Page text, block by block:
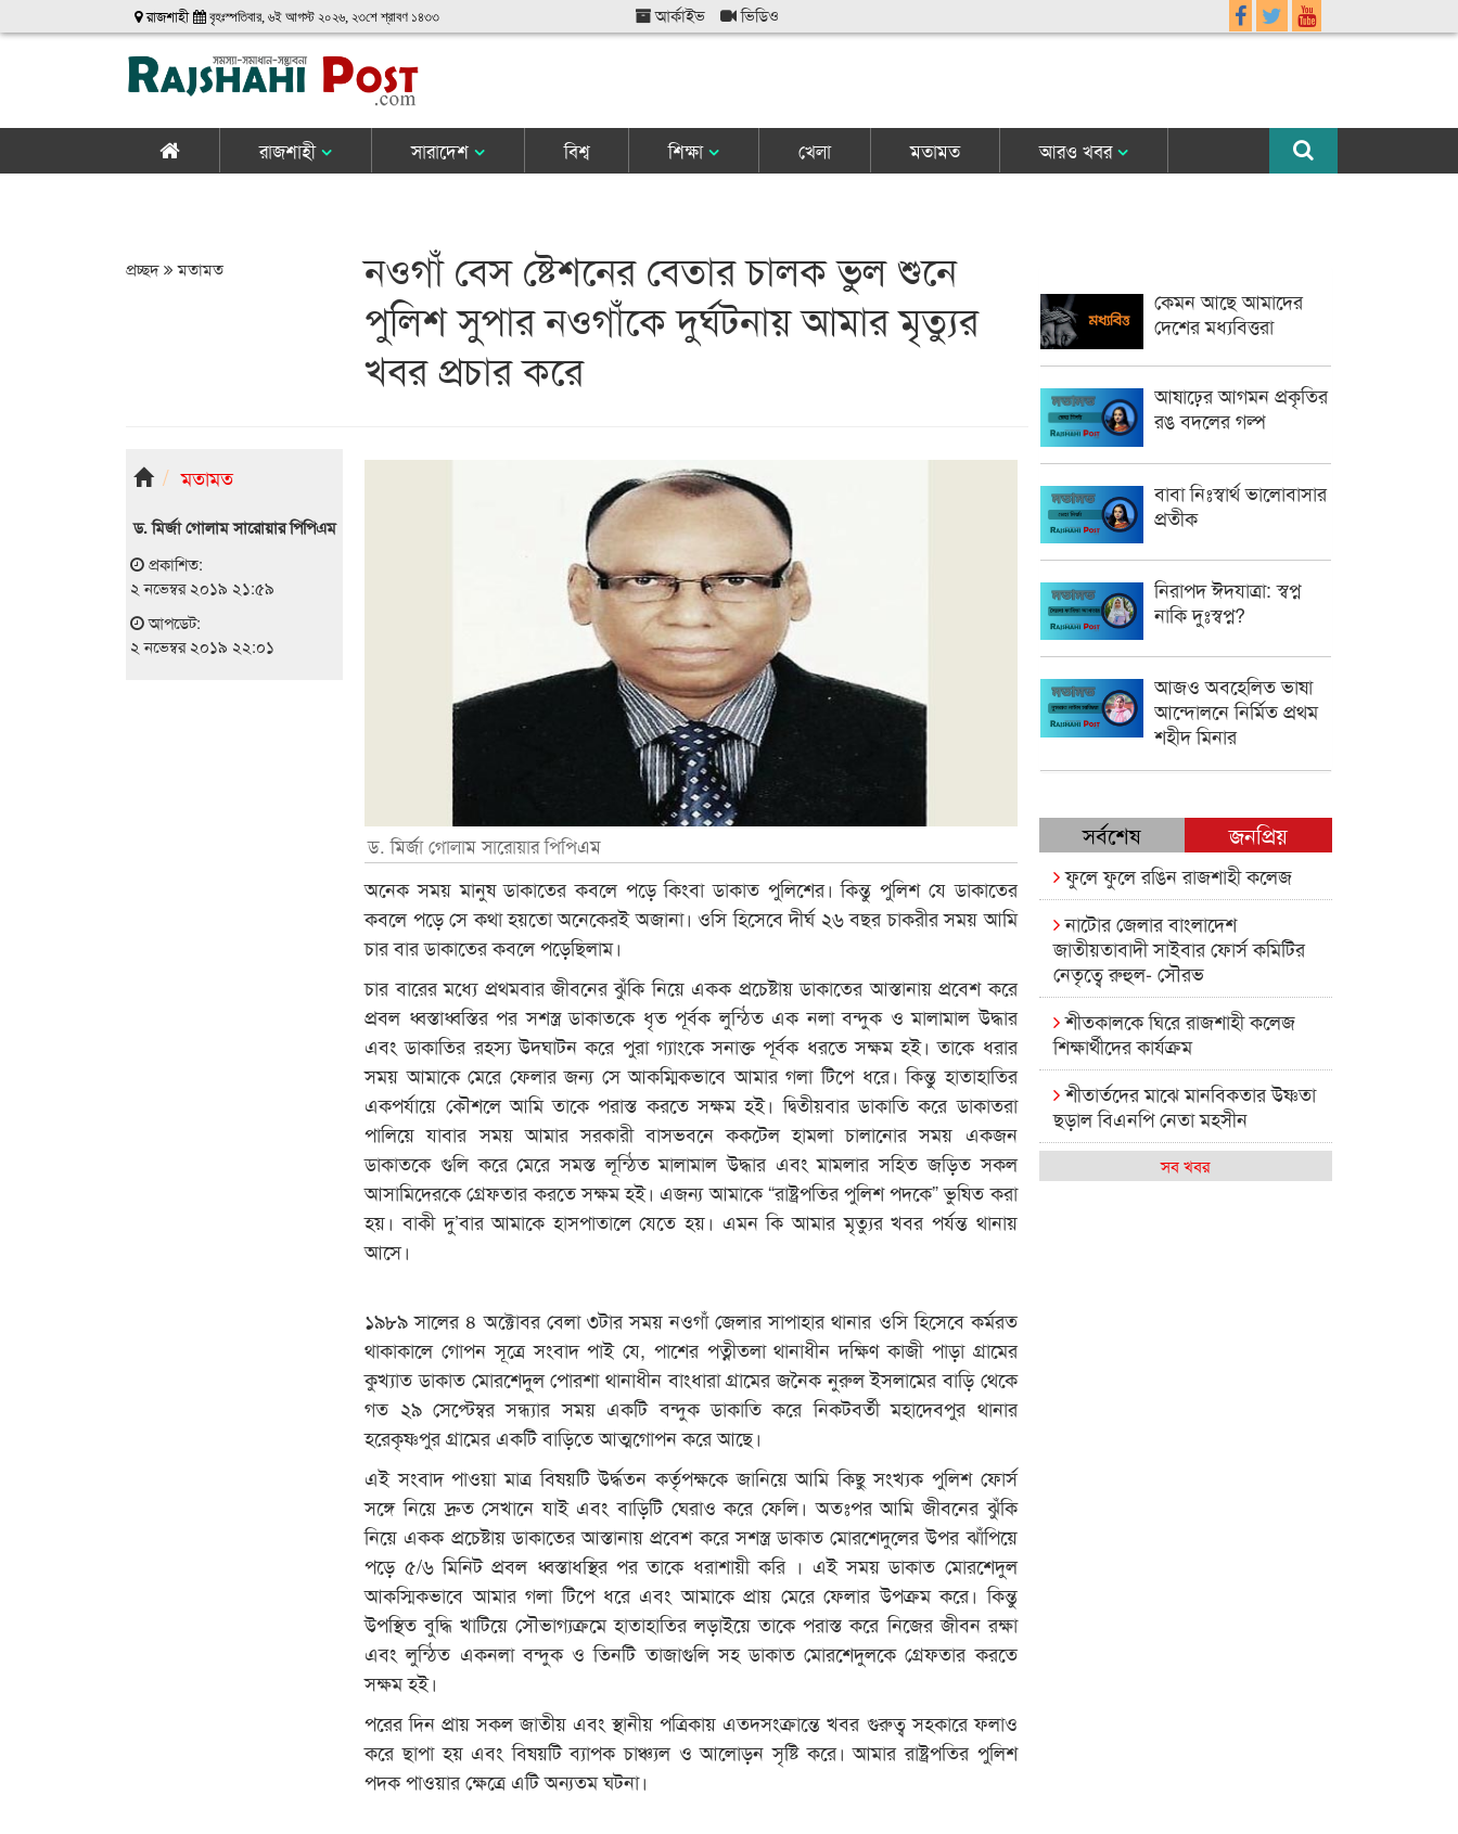
রাজশাহী বৃহঃস্পতিবার, ৬ই আগস্ট ২০২৬, ২৩শে শ্রাবণ ১৪৩৩ আর্কাইভ ভিডিও
রাজশাহী সারাদেশ বিশ্ব শিক্ষা খেলা মতামত আরও খবর
প্রচ্ছদ মতামত
নওগাঁ বেস ষ্টেশনের বেতার চালক ভুল শুনে
পুলিশ সুপার নওগাঁকে দুর্ঘটনায় আমার মৃত্যুর
খবর প্রচার করে
মতামত
ড. মির্জা গোলাম সারোয়ার পিপিএম
প্রকাশিত:
২ নভেম্বর ২০১৯ ২১:৫৯
আপডেট:
২ নভেম্বর ২০১৯ ২২:০১
ড. মির্জা গোলাম সারোয়ার পিপিএম
অনেক সময় মানুষ ডাকাতের কবলে পড়ে কিংবা ডাকাত পুলিশের। কিন্তু পুলিশ যে ডাকাতের
কবলে পড়ে সে কথা হয়তো অনেকেরই অজানা। ওসি হিসেবে দীর্ঘ ২৬ বছর চাকরীর সময় আমি
চার বার ডাকাতের কবলে পড়েছিলাম।
চার বারের মধ্যে প্রথমবার জীবনের ঝুঁকি নিয়ে একক প্রচেষ্টায় ডাকাতের আস্তানায় প্রবেশ করে
প্রবল ধ্বস্তাধ্বস্তির পর সশস্ত্র ডাকাতকে ধৃত পূর্বক লুন্ঠিত এক নলা বন্দুক ও মালামাল উদ্ধার
এবং ডাকাতির রহস্য উদঘাটন করে পুরা গ্যাংকে সনাক্ত পূর্বক ধরতে সক্ষম হই। তাকে ধরার
সময় আমাকে মেরে ফেলার জন্য সে আকম্মিকভাবে আমার গলা টিপে ধরে। কিন্তু হাতাহাতির
একপর্যায়ে কৌশলে আমি তাকে পরাস্ত করতে সক্ষম হই। দ্বিতীয়বার ডাকাতি করে ডাকাতরা
পালিয়ে যাবার সময় আমার সরকারী বাসভবনে ককটেল হামলা চালানোর সময় একজন
ডাকাতকে গুলি করে মেরে সমস্ত লূন্ঠিত মালামাল উদ্ধার এবং মামলার সহিত জড়িত সকল
আসামিদেরকে গ্রেফতার করতে সক্ষম হই। এজন্য আমাকে “রাষ্ট্রপতির পুলিশ পদকে” ভুষিত করা
হয়। বাকী দু’বার আমাকে হাসপাতালে যেতে হয়। এমন কি আমার মৃত্যুর খবর পর্যন্ত থানায়
আসে।
১৯৮৯ সালের ৪ অক্টোবর বেলা ৩টার সময় নওগাঁ জেলার সাপাহার থানার ওসি হিসেবে কর্মরত
থাকাকালে গোপন সূত্রে সংবাদ পাই যে, পাশের পত্নীতলা থানাধীন দক্ষিণ কাজী পাড়া গ্রামের
কুখ্যাত ডাকাত মোরশেদুল পোরশা থানাধীন বাংধারা গ্রামের জনৈক নুরুল ইসলামের বাড়ি থেকে
গত ২৯ সেপ্টেম্বর সন্ধ্যার সময় একটি বন্দুক ডাকাতি করে নিকটবর্তী মহাদেবপুর থানার
হরেকৃষ্ণপুর গ্রামের একটি বাড়িতে আত্মগোপন করে আছে।
এই সংবাদ পাওয়া মাত্র বিষয়টি উর্দ্ধতন কর্তৃপক্ষকে জানিয়ে আমি কিছু সংখ্যক পুলিশ ফোর্স
সঙ্গে নিয়ে দ্রুত সেখানে যাই এবং বাড়িটি ঘেরাও করে ফেলি। অতঃপর আমি জীবনের ঝুঁকি
নিয়ে একক প্রচেষ্টায় ডাকাতের আস্তানায় প্রবেশ করে সশস্ত্র ডাকাত মোরশেদুলের উপর ঝাঁপিয়ে
পড়ে ৫/৬ মিনিট প্রবল ধ্বস্তাধস্থির পর তাকে ধরাশায়ী করি । এই সময় ডাকাত মোরশেদুল
আকস্মিকভাবে আমার গলা টিপে ধরে এবং আমাকে প্রায় মেরে ফেলার উপক্রম করে। কিন্তু
উপস্থিত বুদ্ধি খাটিয়ে সৌভাগ্যক্রমে হাতাহাতির লড়াইয়ে তাকে পরাস্ত করে নিজের জীবন রক্ষা
এবং লুন্ঠিত একনলা বন্দুক ও তিনটি তাজাগুলি সহ ডাকাত মোরশেদুলকে গ্রেফতার করতে
সক্ষম হই।
পরের দিন প্রায় সকল জাতীয় এবং স্থানীয় পত্রিকায় এতদসংক্রান্তে খবর গুরুত্ব সহকারে ফলাও
করে ছাপা হয় এবং বিষয়টি ব্যাপক চাঞ্চ্যল ও আলোড়ন সৃষ্টি করে। আমার রাষ্ট্রপতির পুলিশ
পদক পাওয়ার ক্ষেত্রে এটি অন্যতম ঘটনা।
কেমন আছে আমাদের
দেশের মধ্যবিত্তরা
আষাঢ়ের আগমন প্রকৃতির
রঙ বদলের গল্প
বাবা নিঃস্বার্থ ভালোবাসার
প্রতীক
নিরাপদ ঈদযাত্রা: স্বপ্ন
নাকি দুঃস্বপ্ন?
আজও অবহেলিত ভাষা
আন্দোলনে নির্মিত প্রথম
শহীদ মিনার
সর্বশেষ জনপ্রিয়
ফুলে ফুলে রঙিন রাজশাহী কলেজ
নাটোর জেলার বাংলাদেশ
জাতীয়তাবাদী সাইবার ফোর্স কমিটির
নেতৃত্বে রুহুল- সৌরভ
শীতকালকে ঘিরে রাজশাহী কলেজ
শিক্ষার্থীদের কার্যক্রম
শীতার্তদের মাঝে মানবিকতার উষ্ণতা
ছড়াল বিএনপি নেতা মহসীন
রাজশাহী কলেজের মিষ্টি বিকেল
সব খবর